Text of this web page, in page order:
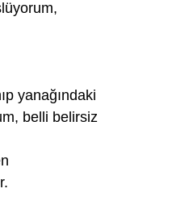
yanağındaki
belli belirsiz